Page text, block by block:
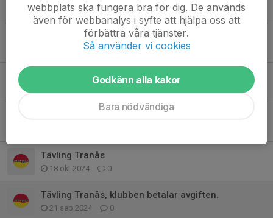
8 jun 2025 0
Röda tränar mellan 18-20
27 apr 2025 0
WhatsApp Röda gruppen
Tävling i Tranås 18 Maj 2025
Tävling Tranås
18 okt 2024 0
Tävling Tranås, klubben betalar avgiften.
21 sep 2024 0
webbplats ska fungera bra för dig. De används
även för webbanalys i syfte att hjälpa oss att
förbättra våra tjänster.
Så använder vi cookies
Godkänn alla kakor
Bara nödvändiga